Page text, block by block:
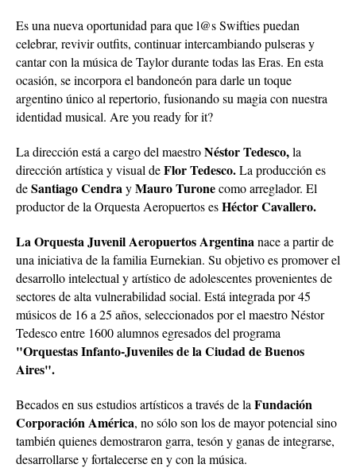
Es una nueva oportunidad para que l@s Swifties puedan
celebrar, revivir outfits, continuar intercambiando pulseras y
cantar con la música de Taylor durante todas las Eras. En esta
ocasión, se incorpora el bandoneón para darle un toque
argentino único al repertorio, fusionando su magia con nuestra
identidad musical. Are you ready for it?
La dirección está a cargo del maestroNéstor Tedesco,la
dirección artística y visual deFlor Tedesco.La producción es
deSantiago CendrayMauro Turonecomo arreglador. El
productor de la Orquesta Aeropuertos esHéctor Cavallero.
La Orquesta Juvenil Aeropuertos Argentinanace a partir de
una iniciativa de la familia Eurnekian. Su objetivo es promover el
desarrollo intelectual y artístico de adolescentes provenientes de
sectores de alta vulnerabilidad social. Está integrada por 45
músicos de 16 a 25 años, seleccionados por el maestro Néstor
Tedesco entre 1600 alumnos egresados del programa
"Orquestas Infanto-Juveniles de la Ciudad de Buenos
Aires".
Becados en sus estudios artísticos a través de la Fundación
Corporación América, no sólo son los de mayor potencial sino
también quienes demostraron garra, tesón y ganas de integrarse,
desarrollarse y fortalecerse en y con la música.